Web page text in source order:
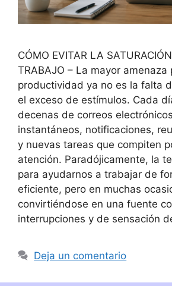
CÓMO EVITAR LA
TRABAJO – La mayor amenaza
productividad ya no es la falta
el exceso de estímulos. Cada
decenas de correos
instantáneos, notificaciones,
y nuevas tareas que compiten
atención. Paradójicamente, la
para ayudarnos a trabajar de
eficiente, pero en muchas
convirtiéndose en una fuente
interrupciones y de sensación
Deja un comentario